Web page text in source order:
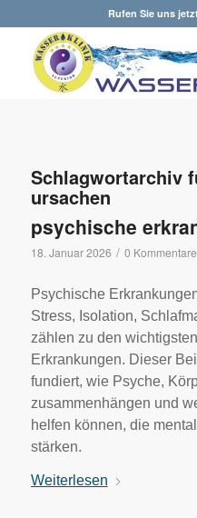
Rufen Sie uns
Schlagwortarchiv
ursachen
psychische
18. Januar 2026 / 0 Kommentare
Psychische
Stress, Isolation,
zählen zu den
Erkrankungen. Dieser
fundiert, wie Psyche,
zusammenhängen und
helfen können, die
stärken.
Weiterlesen